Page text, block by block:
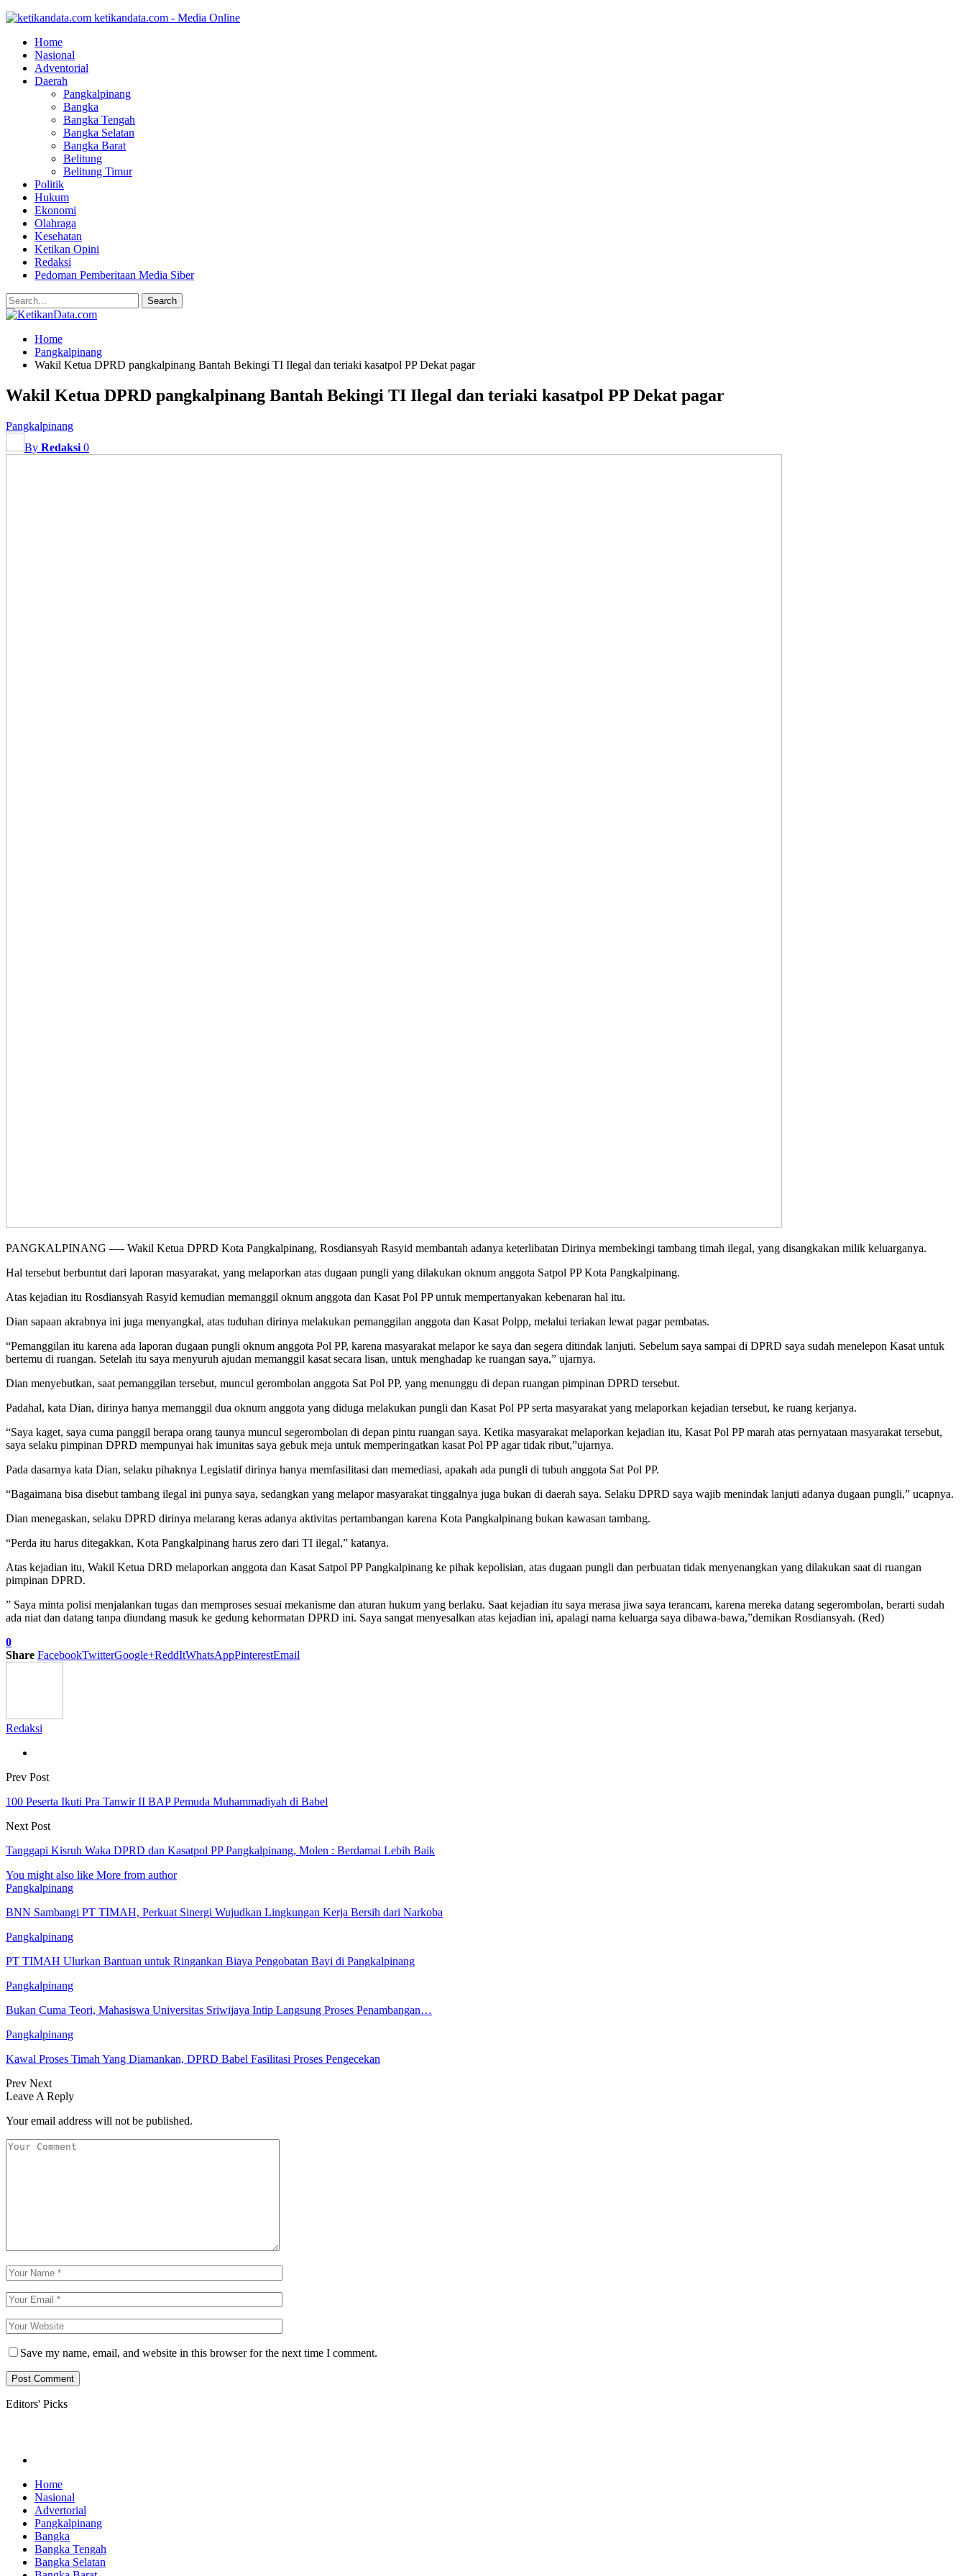
ketikandata.com - Media Online
Home
Nasional
Adventorial
Daerah
Pangkalpinang
Bangka
Bangka Tengah
Bangka Selatan
Bangka Barat
Belitung
Belitung Timur
Politik
Hukum
Ekonomi
Olahraga
Kesehatan
Ketikan Opini
Redaksi
Pedoman Pemberitaan Media Siber
Home
Pangkalpinang
Wakil Ketua DPRD pangkalpinang Bantah Bekingi TI Ilegal dan teriaki kasatpol PP Dekat pagar
Wakil Ketua DPRD pangkalpinang Bantah Bekingi TI Ilegal dan teriaki kasatpol PP Dekat pagar
Pangkalpinang
By Redaksi 0
PANGKALPINANG —- Wakil Ketua DPRD Kota Pangkalpinang, Rosdiansyah Rasyid membantah adanya keterlibatan Dirinya membekingi tambang timah ilegal, yang disangkakan milik keluarganya.
Hal tersebut berbuntut dari laporan masyarakat, yang melaporkan atas dugaan pungli yang dilakukan oknum anggota Satpol PP Kota Pangkalpinang.
Atas kejadian itu Rosdiansyah Rasyid kemudian memanggil oknum anggota dan Kasat Pol PP untuk mempertanyakan kebenaran hal itu.
Dian sapaan akrabnya ini juga menyangkal, atas tuduhan dirinya melakukan pemanggilan anggota dan Kasat Polpp, melalui teriakan lewat pagar pembatas.
“Pemanggilan itu karena ada laporan dugaan pungli oknum anggota Pol PP, karena masyarakat melapor ke saya dan segera ditindak lanjuti. Sebelum saya sampai di DPRD saya sudah menelepon Kasat untuk
bertemu di ruangan. Setelah itu saya menyuruh ajudan memanggil kasat secara lisan, untuk menghadap ke ruangan saya,” ujarnya.
Dian menyebutkan, saat pemanggilan tersebut, muncul gerombolan anggota Sat Pol PP, yang menunggu di depan ruangan pimpinan DPRD tersebut.
Padahal, kata Dian, dirinya hanya memanggil dua oknum anggota yang diduga melakukan pungli dan Kasat Pol PP serta masyarakat yang melaporkan kejadian tersebut, ke ruang kerjanya.
“Saya kaget, saya cuma panggil berapa orang taunya muncul segerombolan di depan pintu ruangan saya. Ketika masyarakat melaporkan kejadian itu, Kasat Pol PP marah atas pernyataan masyarakat tersebut,
saya selaku pimpinan DPRD mempunyai hak imunitas saya gebuk meja untuk memperingatkan kasat Pol PP agar tidak ribut,”ujarnya.
Pada dasarnya kata Dian, selaku pihaknya Legislatif dirinya hanya memfasilitasi dan memediasi, apakah ada pungli di tubuh anggota Sat Pol PP.
“Bagaimana bisa disebut tambang ilegal ini punya saya, sedangkan yang melapor masyarakat tinggalnya juga bukan di daerah saya. Selaku DPRD saya wajib menindak lanjuti adanya dugaan pungli,” ucapnya.
Dian menegaskan, selaku DPRD dirinya melarang keras adanya aktivitas pertambangan karena Kota Pangkalpinang bukan kawasan tambang.
“Perda itu harus ditegakkan, Kota Pangkalpinang harus zero dari TI ilegal,” katanya.
Atas kejadian itu, Wakil Ketua DRD melaporkan anggota dan Kasat Satpol PP Pangkalpinang ke pihak kepolisian, atas dugaan pungli dan perbuatan tidak menyenangkan yang dilakukan saat di ruangan
pimpinan DPRD.
” Saya minta polisi menjalankan tugas dan memproses sesuai mekanisme dan aturan hukum yang berlaku. Saat kejadian itu saya merasa jiwa saya terancam, karena mereka datang segerombolan, berarti sudah
ada niat dan datang tanpa diundang masuk ke gedung kehormatan DPRD ini. Saya sangat menyesalkan atas kejadian ini, apalagi nama keluarga saya dibawa-bawa,”demikan Rosdiansyah. (Red)
0
Share FacebookTwitterGoogle+ReddItWhatsAppPinterestEmail
Redaksi
Prev Post
100 Peserta Ikuti Pra Tanwir II BAP Pemuda Muhammadiyah di Babel
Next Post
Tanggapi Kisruh Waka DPRD dan Kasatpol PP Pangkalpinang, Molen : Berdamai Lebih Baik
You might also like More from author
Pangkalpinang
BNN Sambangi PT TIMAH, Perkuat Sinergi Wujudkan Lingkungan Kerja Bersih dari Narkoba
Pangkalpinang
PT TIMAH Ulurkan Bantuan untuk Ringankan Biaya Pengobatan Bayi di Pangkalpinang
Pangkalpinang
Bukan Cuma Teori, Mahasiswa Universitas Sriwijaya Intip Langsung Proses Penambangan…
Pangkalpinang
Kawal Proses Timah Yang Diamankan, DPRD Babel Fasilitasi Proses Pengecekan
Prev Next
Leave A Reply
Your email address will not be published.
Save my name, email, and website in this browser for the next time I comment.
Editors' Picks
Home
Nasional
Advertorial
Pangkalpinang
Bangka
Bangka Tengah
Bangka Selatan